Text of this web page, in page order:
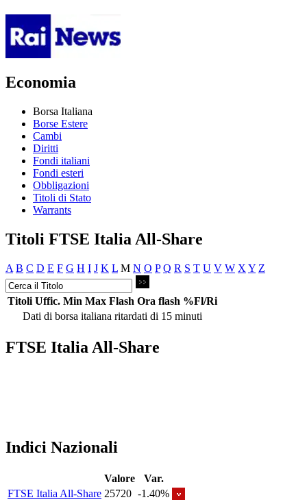
Economia
Borsa Italiana
Borse Estere
Cambi
Diritti
Fondi italiani
Fondi esteri
Obbligazioni
Titoli di Stato
Warrants
Titoli FTSE Italia All-Share
A B C D E F G H I J K L M N O P Q R S T U V W X Y Z
Titoli Uffic. Min Max Flash Ora flash %Fl/Ri
Dati di borsa italiana ritardati di 15 minuti
FTSE Italia All-Share
Indici Nazionali
Valore
Var.
FTSE Italia All-Share 25720 -1.40%